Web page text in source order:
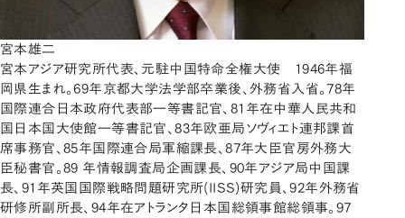
宮本雄二
宮本アジア研究所代表、元駐中国特命全権大使 1946年福
岡県生まれ。69年京都大学法学部卒業後、外務省入省。78年
国際連合日本政府代表部一等書記官、81年在中華人民共和
国日本国大使館一等書記官、83年欧亜局ソヴィエト連邦課首
席事務官、85年国際連合局軍縮課長、87年大臣官房外務大
臣秘書官。89 年情報調査局企画課長、90年アジア局中国課
長、91年英国国際戦略問題研究所(IISS)研究員、92年外務省
研修所副所長、94年在アトランタ日本国総領事館総領事。97